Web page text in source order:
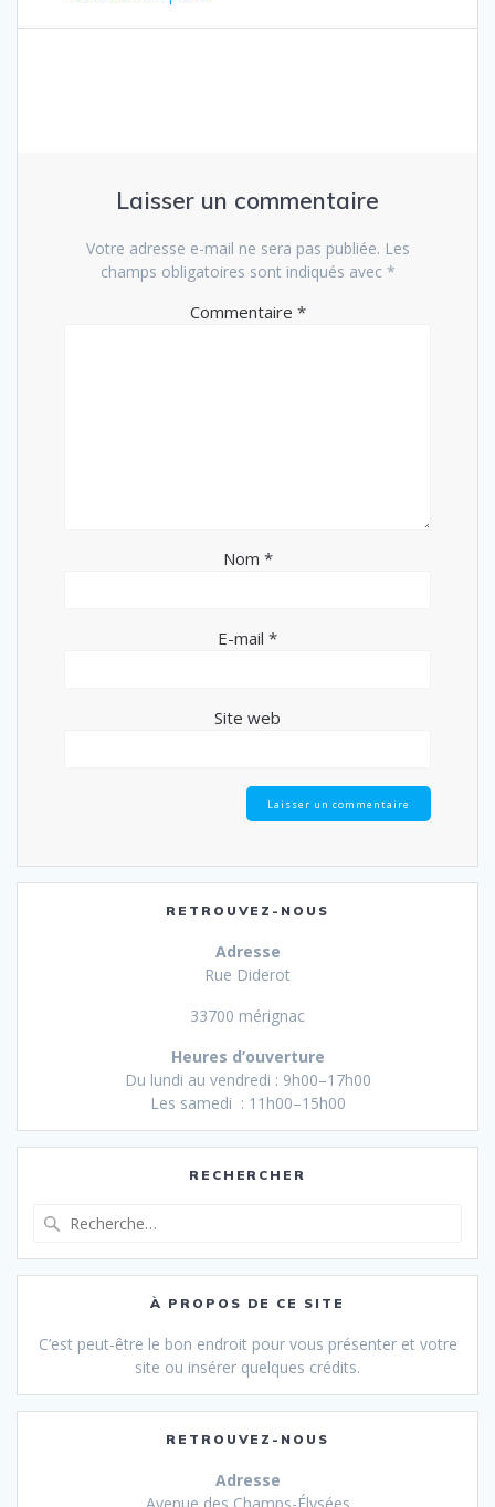
de
Laisser un commentaire
Votre adresse e-mail ne sera pas publiée. Les
champs obligatoires sont indiqués avec *
Commentaire *
Nom *
E-mail *
Site web
RETROUVEZ-NOUS
Adresse
Rue Diderot
33700 mérignac
Heures d’ouverture
Du lundi au vendredi : 9h00–17h00
Les samedi : 11h00–15h00
RECHERCHER
:
À PROPOS DE CE SITE
C’est peut-être le bon endroit pour vous présenter et votre
site ou insérer quelques crédits.
RETROUVEZ-NOUS
Adresse